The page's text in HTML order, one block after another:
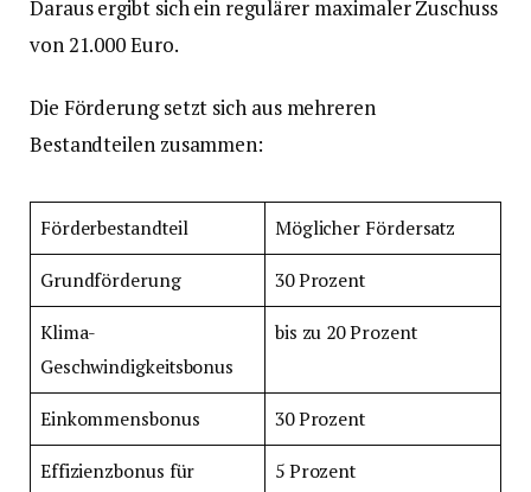
Daraus ergibt sich ein regulärer maximaler Zuschuss
von 21.000 Euro.
Die Förderung setzt sich aus mehreren
Bestandteilen zusammen:
Förderbestandteil Möglicher Fördersatz
Grundförderung 30 Prozent
Klima-
Geschwindigkeitsbonus
bis zu 20 Prozent
Einkommensbonus 30 Prozent
Effizienzbonus für
5 Prozent